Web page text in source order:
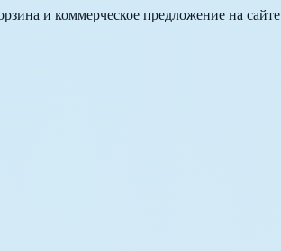
и коммерческое предложение на сайте